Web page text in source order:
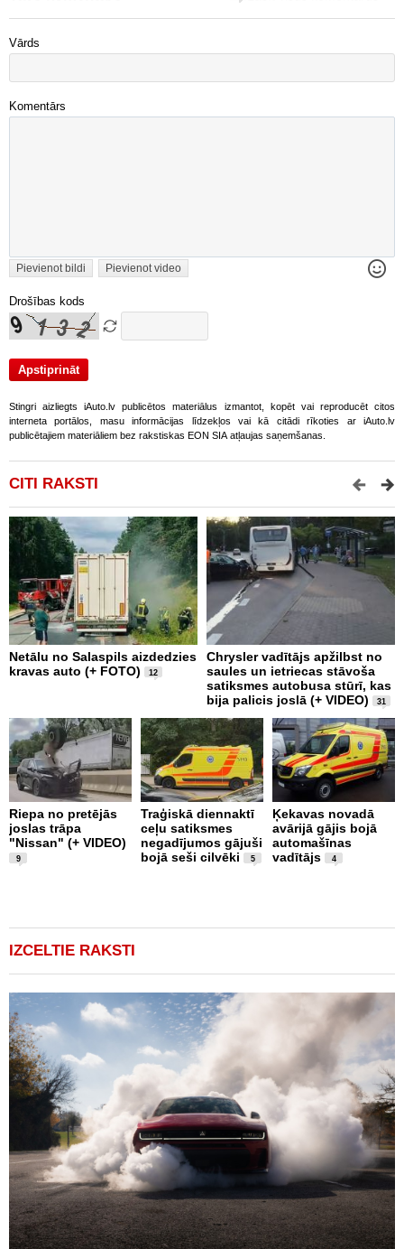
Vārds
Komentārs
Pievienot bildi Pievienot video
Drošības kods
Stingri aizliegts iAuto.lv publicētos materiālus izmantot, kopēt vai reproducēt citos
interneta portālos, masu informācijas līdzekļos vai kā citādi rīkoties ar iAuto.lv
publicētajiem materiāliem bez rakstiskas EON SIA atļaujas saņemšanas.
CITI RAKSTI
Netālu no Salaspils aizdedzies
kravas auto (+ FOTO)
12
Chrysler vadītājs apžilbst no
saules un ietriecas stāvoša
satiksmes autobusa stūrī, kas
bija palicis joslā (+ VIDEO)
31
Riepa no pretējās
joslas trāpa
"Nissan" (+ VIDEO)
9
Traģiskā diennaktī
ceļu satiksmes
negadījumos gājuši
bojā seši cilvēki
5
Ķekavas novadā
avārijā gājis bojā
automašīnas
vadītājs
4
IZCELTIE RAKSTI